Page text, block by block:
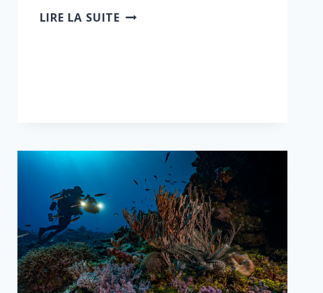
LIRE LA SUITE LE